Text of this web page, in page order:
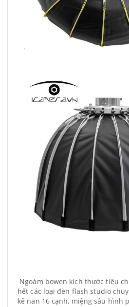
Ngoàm bowen kích thước tiêu
hết các loại đèn flash studio
kế nan 16 cạnh, miệng sâu hình